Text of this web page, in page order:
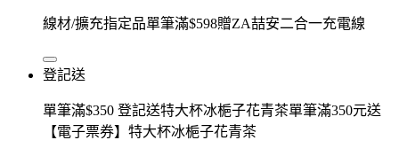
線材/擴充指定品單筆滿$598贈ZA喆安二合一充電線
登記送
單筆滿$350 登記送特大杯冰梔子花青茶單筆滿350元送
【電子票券】特大杯冰梔子花青茶